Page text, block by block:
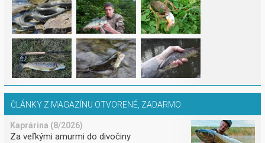
ČLÁNKY Z MAGAZÍNU OTVORENÉ, ZADARMO
Kaprárina (8/2026)
Za veľkými amurmi do divočiny